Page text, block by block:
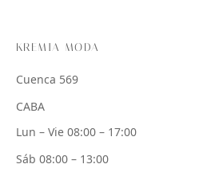
KREMIA MODA
Cuenca 569
CABA
Lun – Vie 08:00 – 17:00
Sáb 08:00 – 13:00